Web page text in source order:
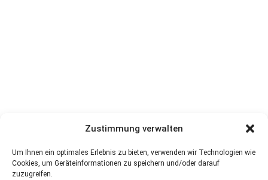
Zustimmung verwalten
Um Ihnen ein optimales Erlebnis zu bieten, verwenden wir Technologien wie
Cookies, um Geräteinformationen zu speichern und/oder darauf
zuzugreifen.